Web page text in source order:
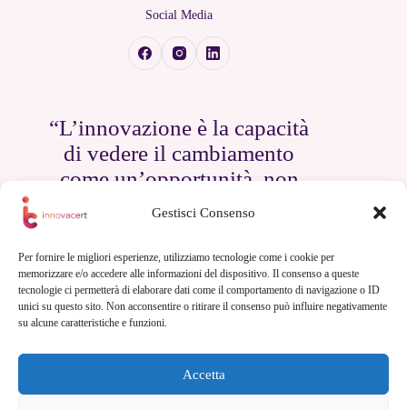
Gestisci Consenso
Per fornire le migliori esperienze, utilizziamo tecnologie come i cookie per
memorizzare e/o accedere alle informazioni del dispositivo. Il consenso a queste
tecnologie ci permetterà di elaborare dati come il comportamento di navigazione o ID
unici su questo sito. Non acconsentire o ritirare il consenso può influire negativamente
su alcune caratteristiche e funzioni.
Accetta
Social Media
“L’innovazione è la capacità
di vedere il cambiamento
come un’opportunità, non
come una minaccia.”